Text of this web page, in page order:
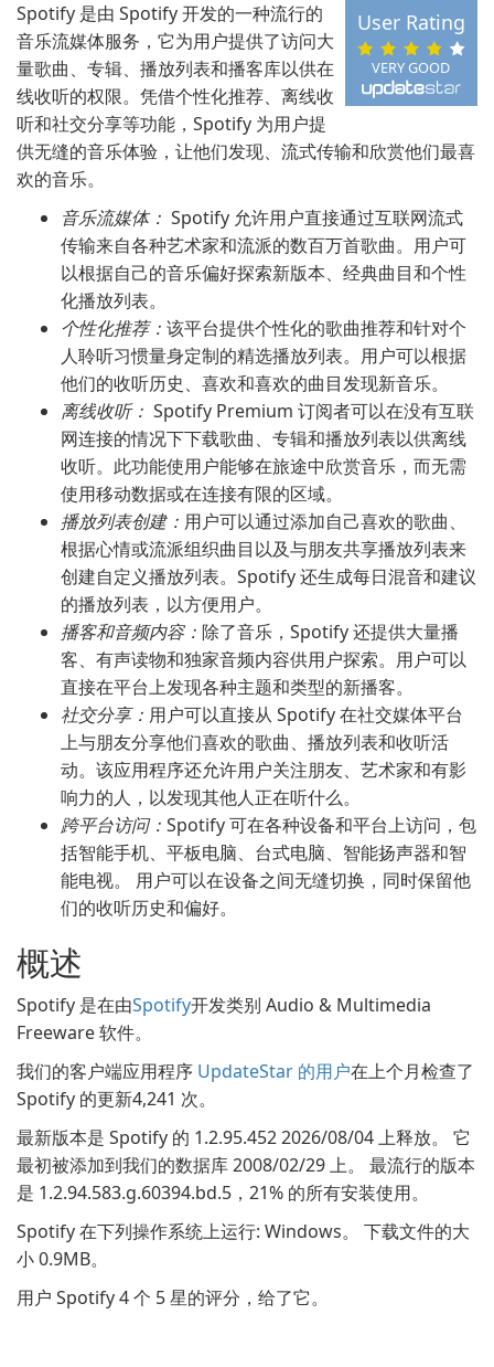
VERY GOOD
User Rating
Spotify 是由 Spotify 开发的一种流行的
音乐流媒体服务，它为用户提供了访问大
量歌曲、专辑、播放列表和播客库以供在
线收听的权限。凭借个性化推荐、离线收
听和社交分享等功能，Spotify 为用户提
供无缝的音乐体验，让他们发现、流式传输和欣赏他们最喜
欢的音乐。
音乐流媒体： Spotify 允许用户直接通过互联网流式
传输来自各种艺术家和流派的数百万首歌曲。用户可
以根据自己的音乐偏好探索新版本、经典曲目和个性
化播放列表。
个性化推荐： 该平台提供个性化的歌曲推荐和针对个
人聆听习惯量身定制的精选播放列表。用户可以根据
他们的收听历史、喜欢和喜欢的曲目发现新音乐。
离线收听： Spotify Premium 订阅者可以在没有互联
网连接的情况下下载歌曲、专辑和播放列表以供离线
收听。此功能使用户能够在旅途中欣赏音乐，而无需
使用移动数据或在连接有限的区域。
播放列表创建： 用户可以通过添加自己喜欢的歌曲、
根据心情或流派组织曲目以及与朋友共享播放列表来
创建自定义播放列表。Spotify 还生成每日混音和建议
的播放列表，以方便用户。
播客和音频内容： 除了音乐，Spotify 还提供大量播
客、有声读物和独家音频内容供用户探索。用户可以
直接在平台上发现各种主题和类型的新播客。
社交分享： 用户可以直接从 Spotify 在社交媒体平台
上与朋友分享他们喜欢的歌曲、播放列表和收听活
动。该应用程序还允许用户关注朋友、艺术家和有影
响力的人，以发现其他人正在听什么。
跨平台访问： Spotify 可在各种设备和平台上访问，包
括智能手机、平板电脑、台式电脑、智能扬声器和智
能电视。 用户可以在设备之间无缝切换，同时保留他
们的收听历史和偏好。
概述
Spotify 是在由Spotify开发类别 Audio & Multimedia
Freeware 软件。
我们的客户端应用程序 UpdateStar 的用户在上个月检查了
Spotify 的更新4,241 次。
最新版本是 Spotify 的 1.2.95.452 2026/08/04 上释放。 它
最初被添加到我们的数据库 2008/02/29 上。 最流行的版本
是 1.2.94.583.g.60394.bd.5，21% 的所有安装使用。
Spotify 在下列操作系统上运行: Windows。 下载文件的大
小 0.9MB。
用户 Spotify 4 个 5 星的评分，给了它。